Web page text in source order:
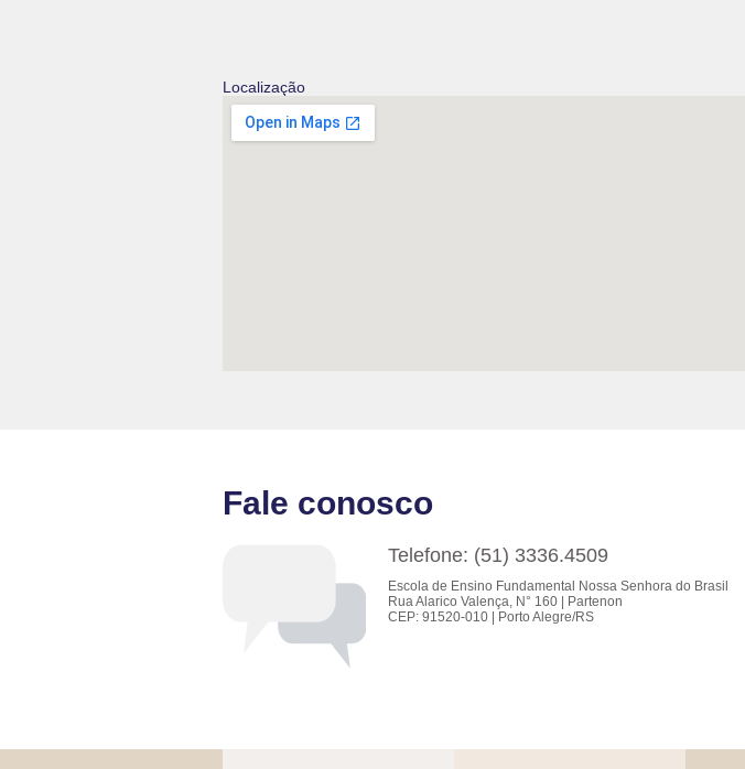
Localização
Fale conosco
Telefone: (51) 3336.4509
Escola de Ensino Fundamental Nossa Senhora do Brasil
Rua Alarico Valença, N° 160 | Partenon
CEP: 91520-010 | Porto Alegre/RS